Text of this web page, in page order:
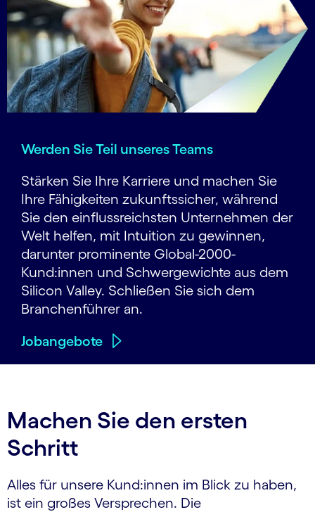
Werden Sie Teil unseres Teams
Stärken Sie Ihre Karriere und machen Sie
Ihre Fähigkeiten zukunftssicher, während
Sie den einflussreichsten Unternehmen der
Welt helfen, mit Intuition zu gewinnen,
darunter prominente Global-2000-
Kund:innen und Schwer­gewichte aus dem
Silicon Valley. Schließen Sie sich dem
Branchenführer an.
Jobangebote
Machen Sie den ersten
Schritt
Alles für unsere Kund:innen im Blick zu haben,
ist ein großes Versprechen. Die